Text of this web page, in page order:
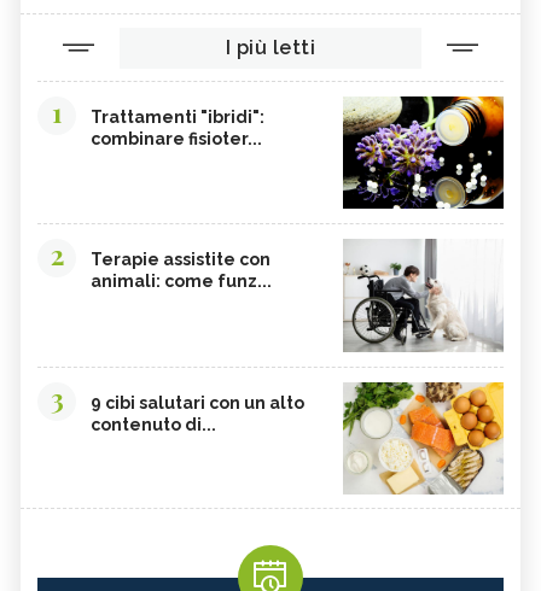
I più letti
1
Trattamenti "ibridi":
combinare fisioter...
2
Terapie assistite con
animali: come funz...
3
9 cibi salutari con un alto
contenuto di...